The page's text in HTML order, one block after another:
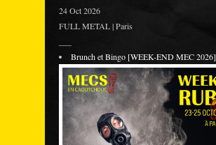
24 Oct 2026
FULL METAL | Paris
Brunch et Bingo [WEEK-END MEC 2026]